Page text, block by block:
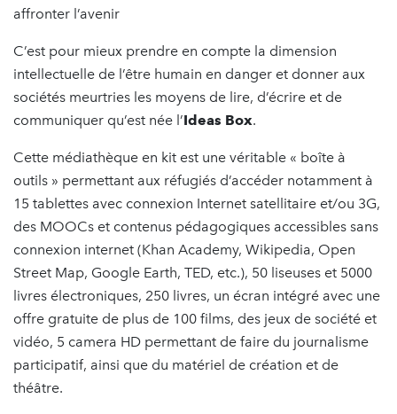
affronter l’avenir
C’est pour mieux prendre en compte la dimension
intellectuelle de l’être humain en danger et donner aux
sociétés meurtries les moyens de lire, d’écrire et de
communiquer qu’est née l’Ideas Box.
Cette médiathèque en kit est une véritable « boîte à
outils » permettant aux réfugiés d’accéder notamment à
15 tablettes avec connexion Internet satellitaire et/ou 3G,
des MOOCs et contenus pédagogiques accessibles sans
connexion internet (Khan Academy, Wikipedia, Open
Street Map, Google Earth, TED, etc.), 50 liseuses et 5000
livres électroniques, 250 livres, un écran intégré avec une
offre gratuite de plus de 100 films, des jeux de société et
vidéo, 5 camera HD permettant de faire du journalisme
participatif, ainsi que du matériel de création et de
théâtre.